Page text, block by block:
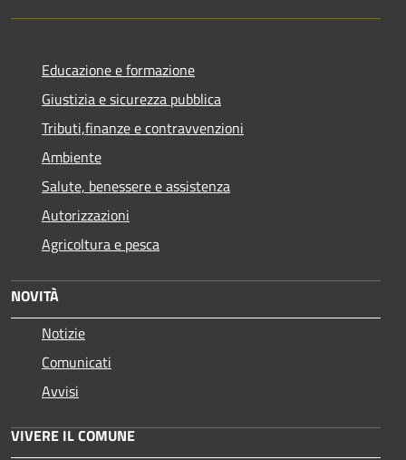
Educazione e formazione
Giustizia e sicurezza pubblica
Tributi,finanze e contravvenzioni
Ambiente
Salute, benessere e assistenza
Autorizzazioni
Agricoltura e pesca
NOVITÀ
Notizie
Comunicati
Avvisi
VIVERE IL COMUNE